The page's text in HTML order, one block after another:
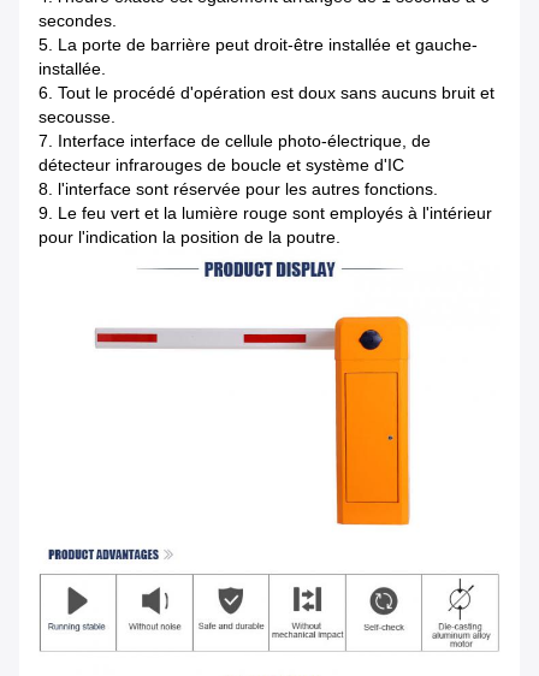
secondes.
5. La porte de barrière peut droit-être installée et gauche-
installée.
6. Tout le procédé d'opération est doux sans aucuns bruit et
secousse.
7. Interface interface de cellule photo-électrique, de
détecteur infrarouges de boucle et système d'IC
8. l'interface sont réservée pour les autres fonctions.
9. Le feu vert et la lumière rouge sont employés à l'intérieur
pour l'indication la position de la poutre.